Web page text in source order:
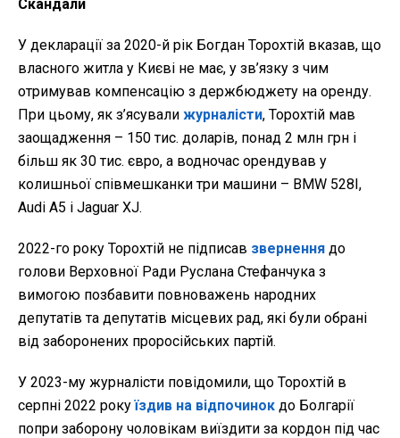
Скандали
У декларації за 2020-й рік Богдан Торохтій вказав, що
власного житла у Києві не має, у зв’язку з чим
отримував компенсацію з держбюджету на оренду.
При цьому, як з’ясували журналісти, Торохтій мав
заощадження – 150 тис. доларів, понад 2 млн грн і
більш як 30 тис. євро, а водночас орендував у
колишньої співмешканки три машини – BMW 528I,
Audi A5 і Jaguar XJ.
2022-го року Торохтій не підписав звернення до
голови Верховної Ради Руслана Стефанчука з
вимогою позбавити повноважень народних
депутатів та депутатів місцевих рад, які були обрані
від заборонених проросійських партій.
У 2023-му журналісти повідомили, що Торохтій в
серпні 2022 рокуїздив на відпочинок до Болгарії
попри заборону чоловікам виїздити за кордон під час